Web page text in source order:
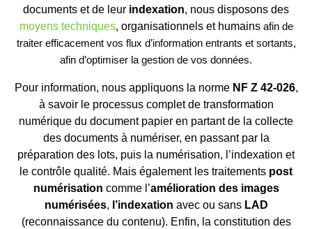
documents et de leur indexation, nous disposons des
moyens techniques, organisationnels et humainsafin de
traiter efficacement vos flux d’information entrants et sortants,
afin d’optimiser la gestion de vos données.
Pour information, nous appliquons la norme NF Z 42-026,
à savoir le processus complet de transformation
numérique du document papier en partant de la collecte
des documents à numériser, en passant par la
préparation des lots, puis la numérisation, l’indexation et
le contrôle qualité. Mais également les traitements post
numérisation comme l’amélioration des images
numérisées, l’indexation avec ou sans LAD
(reconnaissance du contenu). Enfin, la constitution des